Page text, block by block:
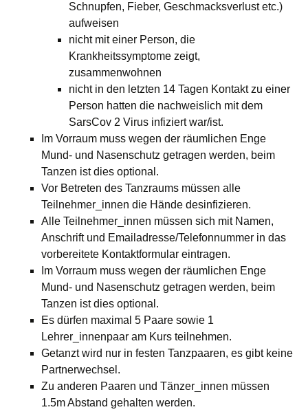
Schnupfen, Fieber, Geschmacksverlust etc.)
aufweisen
nicht mit einer Person, die
Krankheitssymptome zeigt,
zusammenwohnen
nicht in den letzten 14 Tagen Kontakt zu einer
Person hatten die nachweislich mit dem
SarsCov 2 Virus infiziert war/ist.
Im Vorraum muss wegen der räumlichen Enge
Mund- und Nasenschutz getragen werden, beim
Tanzen ist dies optional.
Vor Betreten des Tanzraums müssen alle
Teilnehmer_innen die Hände desinfizieren.
Alle Teilnehmer_innen müssen sich mit Namen,
Anschrift und Emailadresse/Telefonnummer in das
vorbereitete Kontaktformular eintragen.
Im Vorraum muss wegen der räumlichen Enge
Mund- und Nasenschutz getragen werden, beim
Tanzen ist dies optional.
Es dürfen maximal 5 Paare sowie 1
Lehrer_innenpaar am Kurs teilnehmen.
Getanzt wird nur in festen Tanzpaaren, es gibt keine
Partnerwechsel.
Zu anderen Paaren und Tänzer_innen müssen
1.5m Abstand gehalten werden.